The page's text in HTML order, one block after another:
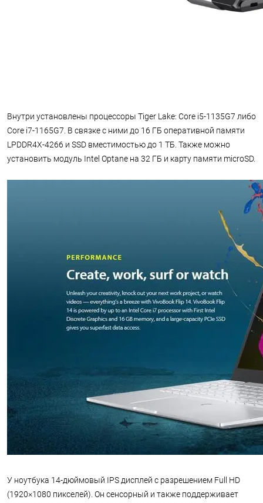
Внутри установлены процессоры Tiger Lake: Core i5-1135G7 либо
Core i7-1165G7. В связке с ними до 16 ГБ оперативной памяти
LPDDR4X-4266 и SSD вместимостью до 1 ТБ. Также можно
установить модуль Intel Optane на 32 ГБ и карту памяти microSD.
У ноутбука 14-дюймовый IPS дисплей с разрешением Full HD
(1920×1080 пикселей). Он сенсорный и также поддерживает